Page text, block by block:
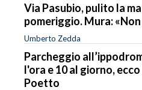
Via Pasubio, pulito la
pomeriggio. Mura:
Umberto Zedda
Parcheggio
l'ora e 10 al giorno,
Poetto